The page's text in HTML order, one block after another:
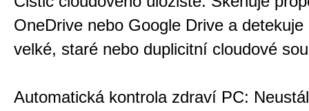
OneDrive nebo Google Drive a
velké, staré nebo duplicitní cloudové
Automatická kontrola zdraví PC: